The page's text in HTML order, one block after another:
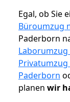
Egal, ob Sie
Büroumzug
Paderborn
Paderborn
planen wir